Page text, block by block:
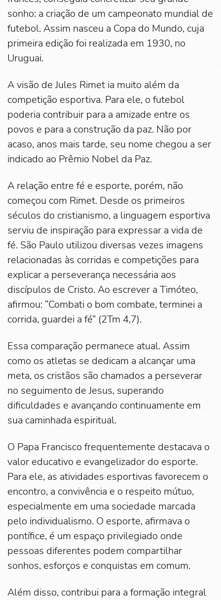
sonho: a criação de um campeonato mundial de
futebol. Assim nasceu a Copa do Mundo, cuja
primeira edição foi realizada em 1930, no
Uruguai.
A visão de Jules Rimet ia muito além da
competição esportiva. Para ele, o futebol
poderia contribuir para a amizade entre os
povos e para a construção da paz. Não por
acaso, anos mais tarde, seu nome chegou a ser
indicado ao Prêmio Nobel da Paz.
A relação entre fé e esporte, porém, não
começou com Rimet. Desde os primeiros
séculos do cristianismo, a linguagem esportiva
serviu de inspiração para expressar a vida de
fé. São Paulo utilizou diversas vezes imagens
relacionadas às corridas e competições para
explicar a perseverança necessária aos
discípulos de Cristo. Ao escrever a Timóteo,
afirmou: “Combati o bom combate, terminei a
corrida, guardei a fé” (2Tm 4,7).
Essa comparação permanece atual. Assim
como os atletas se dedicam a alcançar uma
meta, os cristãos são chamados a perseverar
no seguimento de Jesus, superando
dificuldades e avançando continuamente em
sua caminhada espiritual.
O Papa Francisco frequentemente destacava o
valor educativo e evangelizador do esporte.
Para ele, as atividades esportivas favorecem o
encontro, a convivência e o respeito mútuo,
especialmente em uma sociedade marcada
pelo individualismo. O esporte, afirmava o
pontífice, é um espaço privilegiado onde
pessoas diferentes podem compartilhar
sonhos, esforços e conquistas em comum.
Além disso, contribui para a formação integral